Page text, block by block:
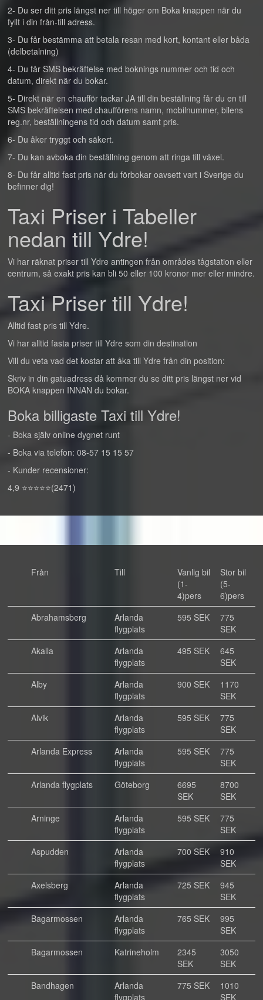
2- Du ser ditt pris längst ner till höger om Boka knappen när du
fyllt i din från-till adress.
3- Du får bestämma att betala resan med kort, kontant eller båda
(delbetalning)
4- Du får SMS bekräftelse med boknings nummer och tid och
datum, direkt när du bokar.
5- Direkt när en chaufför tackar JA till din beställning får du en till
SMS bekräftelsen med chaufförens namn, mobilnummer, bilens
reg.nr, beställningens tid och datum samt pris.
6- Du åker tryggt och säkert.
7- Du kan avboka din beställning genom att ringa till växel.
8- Du får alltid fast pris när du förbokar oavsett vart i Sverige du
befinner dig!
Taxi Priser i Tabeller
nedan till Ydre!
Vi har räknat priser till Ydre antingen från områdes tågstation eller
centrum, så exakt pris kan bli 50 eller 100 kronor mer eller mindre.
Taxi Priser till Ydre!
Alltid fast pris till Ydre.
Vi har alltid fasta priser till Ydre som din destination
Vill du veta vad det kostar att åka till Ydre från din position:
Skriv in din gatuadress då kommer du se ditt pris längst ner vid
BOKA knappen INNAN du bokar.
Boka billigaste Taxi till Ydre!
- Boka själv online dygnet runt
- Boka via telefon: 08-57 15 15 57
- Kunder recensioner:
4,9 ⭐⭐⭐⭐⭐(2471)
Från Till
Vanlig bil
(1-
4)pers
Stor bil
(5-
6)pers
Abrahamsberg
Arlanda
flygplats
595 SEK
775
SEK
Akalla
Arlanda
flygplats
495 SEK
645
SEK
Alby
Arlanda
flygplats
900 SEK
1170
SEK
Alvik
Arlanda
flygplats
595 SEK
775
SEK
Arlanda Express
Arlanda
flygplats
595 SEK
775
SEK
Arlanda flygplats
Göteborg
6695
SEK
8700
SEK
Arninge
Arlanda
flygplats
595 SEK
775
SEK
Aspudden
Arlanda
flygplats
700 SEK
910
SEK
Axelsberg
Arlanda
flygplats
725 SEK
945
SEK
Bagarmossen
Arlanda
flygplats
765 SEK
995
SEK
Bagarmossen
Katrineholm
2345
SEK
3050
SEK
Bandhagen
Arlanda
flygplats
775 SEK
1010
SEK